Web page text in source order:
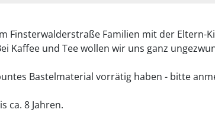
Finsterwalderstraße Familien mit der Eltern-
Kaffee und Tee wollen wir uns ganz
Bastelmaterial vorrätig haben - bitte
ca. 8 Jahren.